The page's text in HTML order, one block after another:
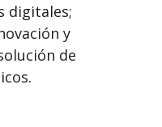
digitales;
y
de